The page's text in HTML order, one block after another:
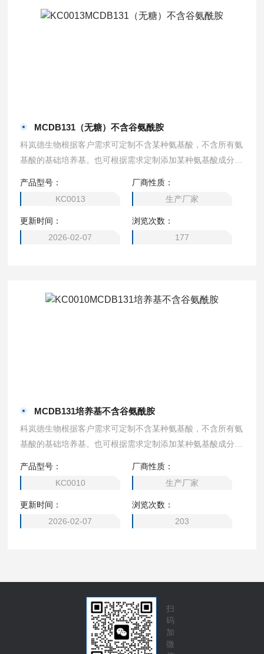
MCDB131（无糖）不含谷氨酰胺
科岚德生物根据客户需求可定制不含某种氨基酸，不含所有氨
基酸的基础培养基。也可根据需求定制添加某种氨基酸成分的
EM/F12、DMEM 低糖、DMEM 无糖、α- MEM、EMEM，M
cCoy’s 5A、M199培养基、L-15 培养基、F12培养基、F-12K
培养基、William’s E 培养基、F10培养基、IMDM培养基）
产品型号：
KC0013
厂商性质：
生产厂家
更新时间：
2026-02-07
浏览次数：
177
MCDB131培养基不含谷氨酰胺
科岚德生物根据客户需求可定制不含某种氨基酸，不含所有氨
基酸的基础培养基。也可根据需求定制添加某种氨基酸成分的
EM/F12、DMEM 低糖、DMEM 无糖、α- MEM、EMEM，M
cCoy’s 5A、M199培养基、L-15 培养基、F12培养基、F-12K
培养基、William’s E 培养基、F10培养基、IMDM培养基）
产品型号：
KC0010
厂商性质：
生产厂家
更新时间：
2026-02-07
浏览次数：
203
扫
码
加
微